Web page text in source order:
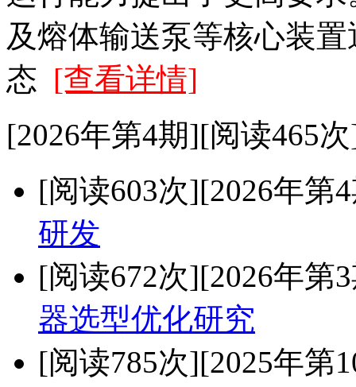
及熔体输送泵等核心装
态 [查看详情]
[2026年第4期][阅读465
[阅读603次][2026年第
研发
[阅读672次][2026年第
器选型优化研究
[阅读785次][2025年第